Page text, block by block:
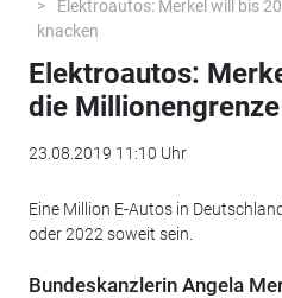
Elektroautos: Merkel will bis
knacken
Elektroautos:
die
23.08.2019 11:10 Uhr
Eine Million E-Autos in
oder 2022 soweit sein.
Bundeskanzlerin Angela